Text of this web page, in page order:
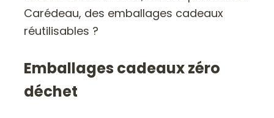
Carédeau, des emballages cadeaux
réutilisables ?
Emballages cadeaux zéro
déchet